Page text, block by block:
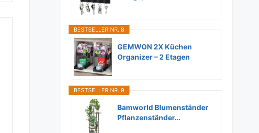
BESTSELLER NR. 8
GEMWON 2X Küchen
Organizer – 2 Etagen
BESTSELLER NR. 9
Bamworld Blumenständer
Pflanzenständer...